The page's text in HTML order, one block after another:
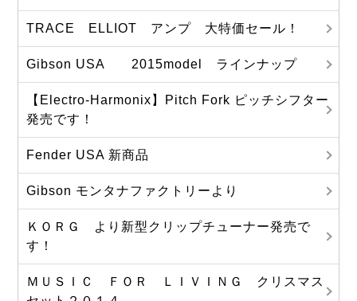
TRACE ELLIOT アンプ 大特価セール！
Gibson USA 2015model ラインナップ
【Electro-Harmonix】Pitch Fork ピッチシフター
発売です！
Fender USA 新商品
Gibson モンタナファクトリーより
ＫＯＲＧ より新型クリップチューナー発売で
す！
ＭＵＳＩＣ ＦＯＲ ＬＩＶＩＮＧ クリスマス